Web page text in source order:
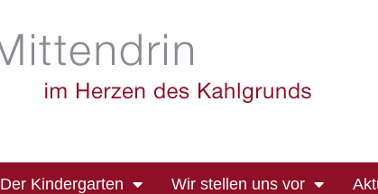
Der Kindergarten Wir stellen uns vor